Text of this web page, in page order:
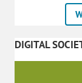
DIGITAL